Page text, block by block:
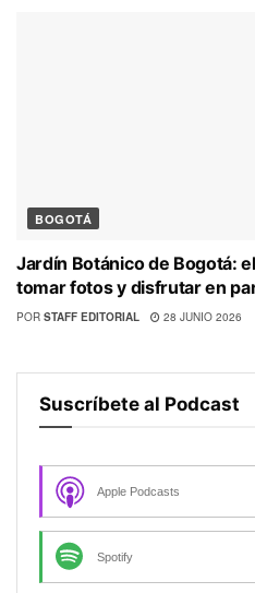
BOGOTÁ
Jardín Botánico de Bogotá:
tomar fotos y disfrutar en
POR STAFF EDITORIAL 28 JUNIO 2026
Suscríbete al Podcast
Apple Podcasts
Spotify